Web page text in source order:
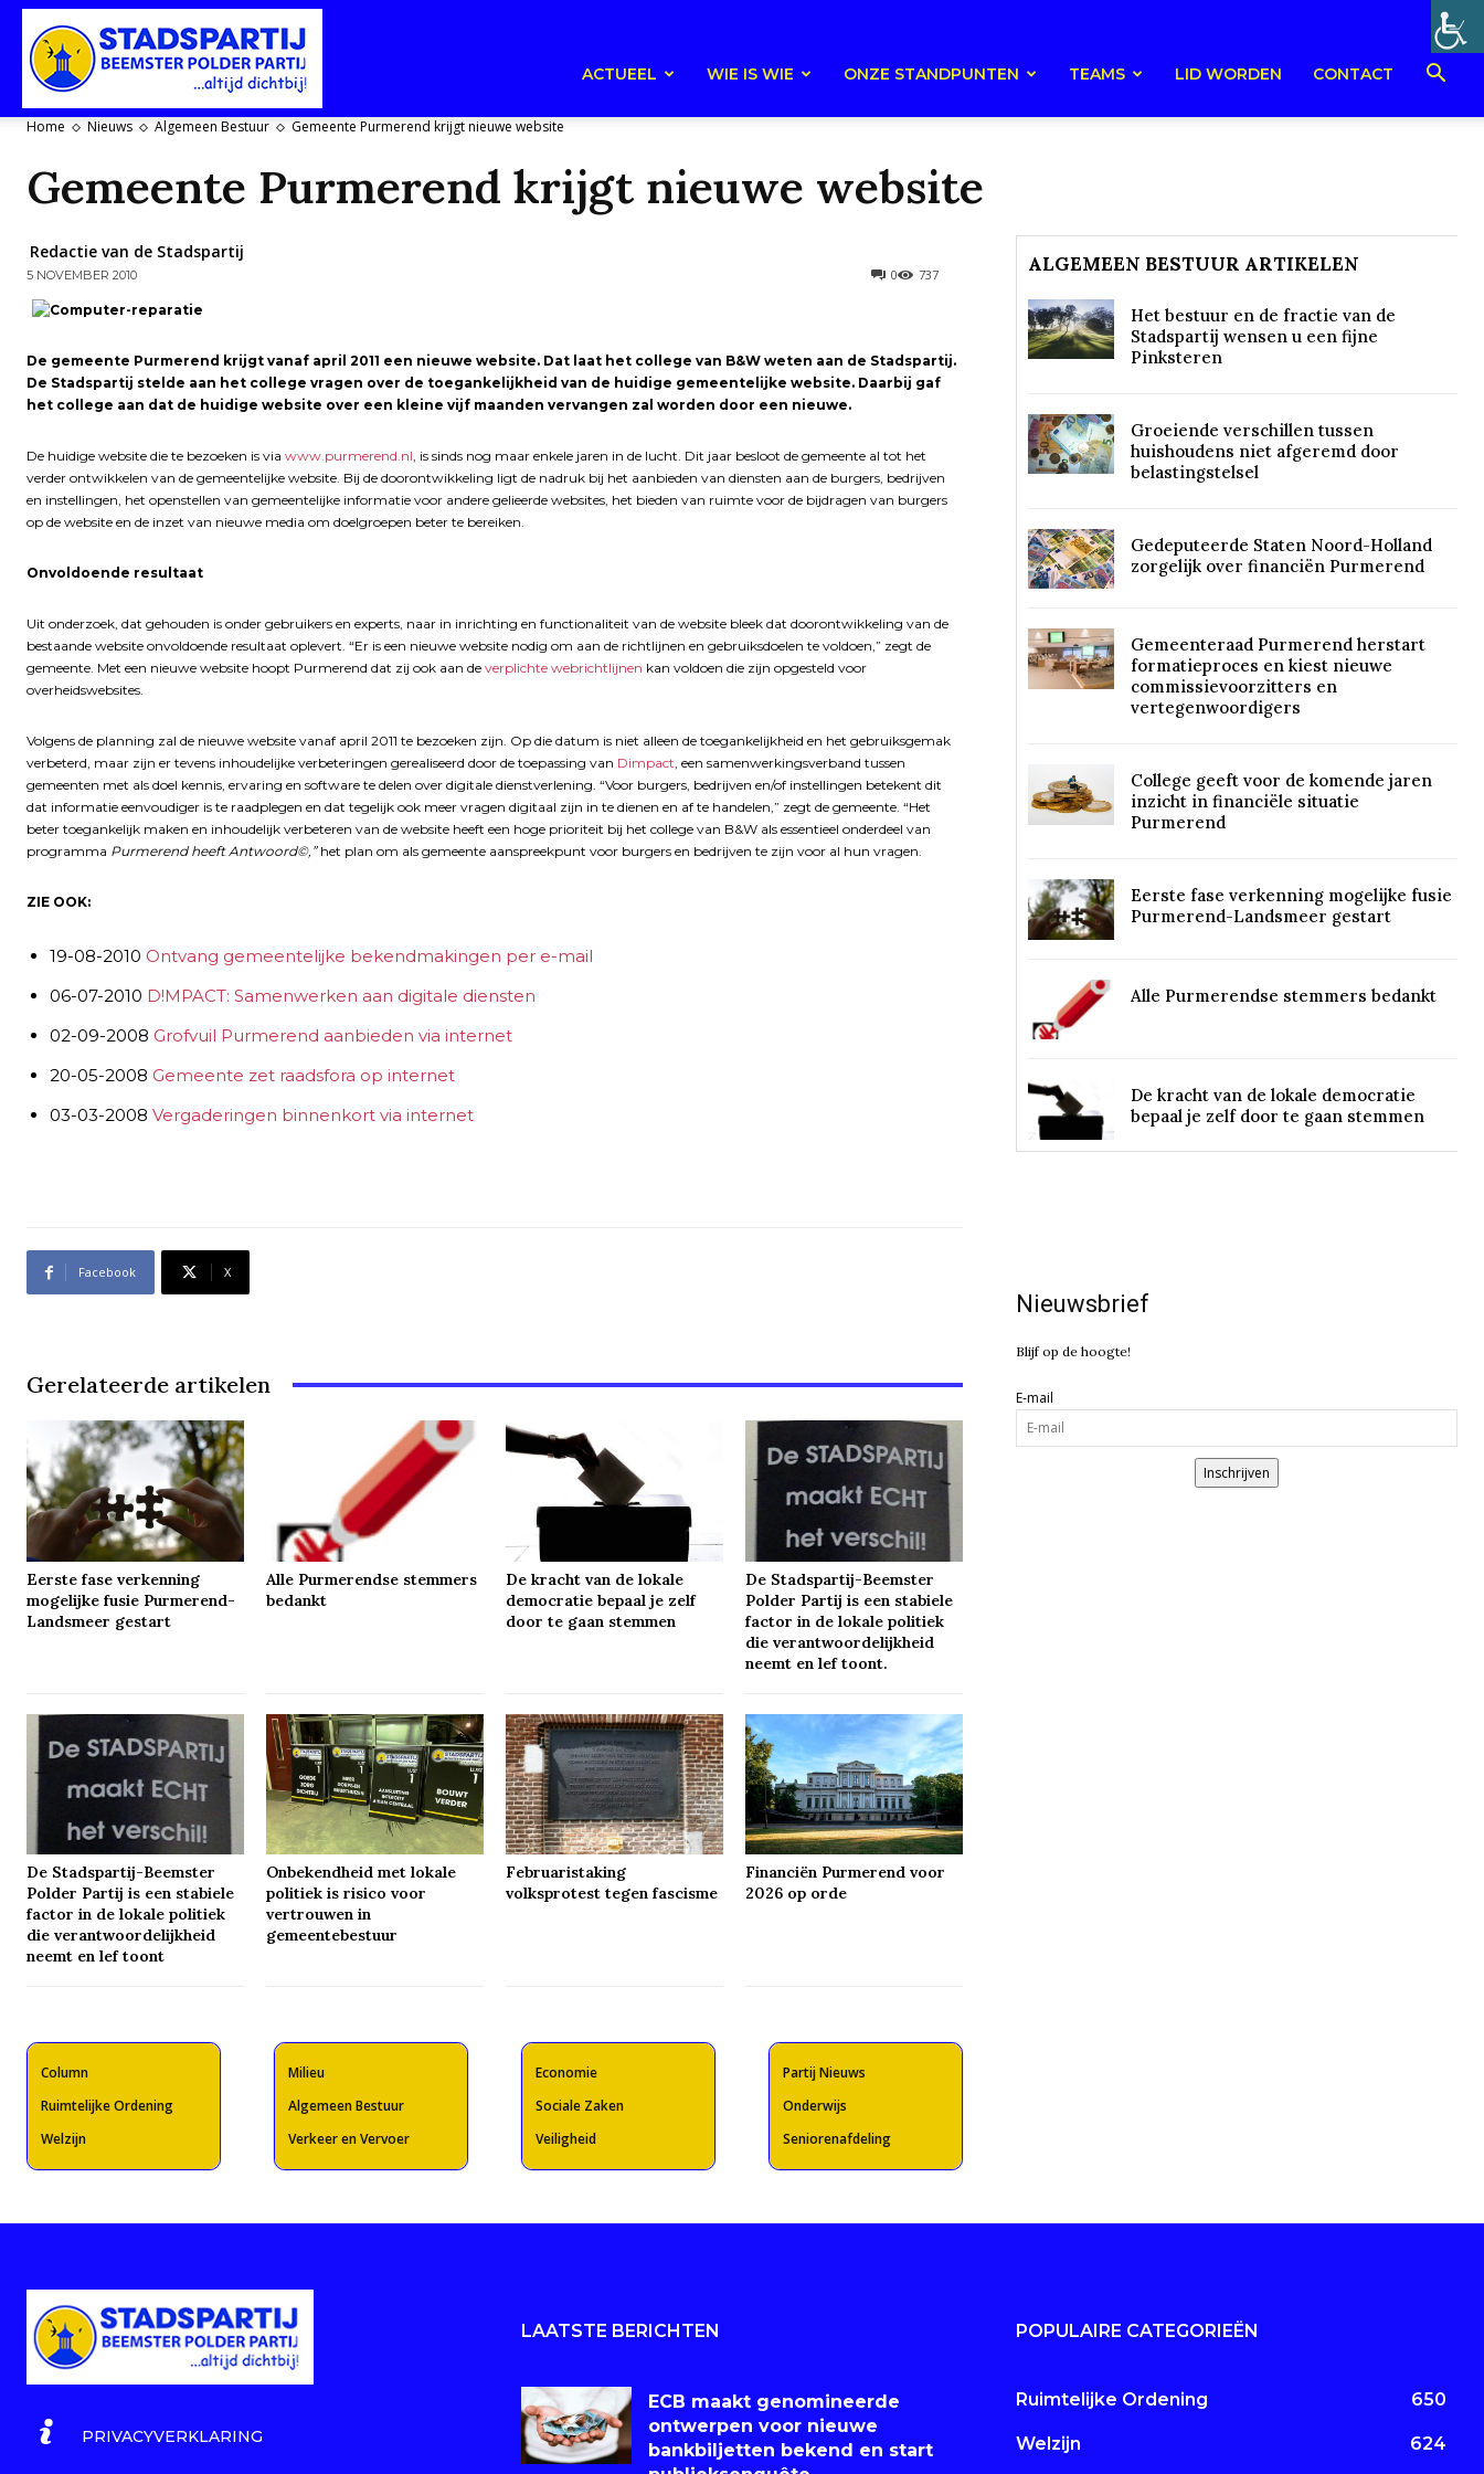
Polderpartij
ACTUEEL WIE IS WIE ONZE STANDPUNTEN TEAMS LID WORDEN CONTACT
Home Nieuws Algemeen Bestuur Gemeente Purmerend krijgt nieuwe website
Gemeente Purmerend krijgt nieuwe website
Redactie van de Stadspartij
5 NOVEMBER 2010 737
0
De gemeente Purmerend krijgt vanaf april 2011 een nieuwe website. Dat laat het college van B&W weten aan de Stadspartij.
De Stadspartij stelde aan het college vragen over de toegankelijkheid van de huidige gemeentelijke website. Daarbij gaf
het college aan dat de huidige website over een kleine vijf maanden vervangen zal worden door een nieuwe.
De huidige website die te bezoeken is via www.purmerend.nl, is sinds nog maar enkele jaren in de lucht. Dit jaar besloot de gemeente al tot het
verder ontwikkelen van de gemeentelijke website. Bij de doorontwikkeling ligt de nadruk bij het aanbieden van diensten aan de burgers, bedrijven
en instellingen, het openstellen van gemeentelijke informatie voor andere gelieerde websites, het bieden van ruimte voor de bijdragen van burgers
op de website en de inzet van nieuwe media om doelgroepen beter te bereiken.
Onvoldoende resultaat
Uit onderzoek, dat gehouden is onder gebruikers en experts, naar in inrichting en functionaliteit van de website bleek dat doorontwikkeling van de
bestaande website onvoldoende resultaat oplevert. “Er is een nieuwe website nodig om aan de richtlijnen en gebruiksdoelen te voldoen,” zegt de
gemeente. Met een nieuwe website hoopt Purmerend dat zij ook aan de verplichte webrichtlijnen kan voldoen die zijn opgesteld voor
overheidswebsites.
Volgens de planning zal de nieuwe website vanaf april 2011 te bezoeken zijn. Op die datum is niet alleen de toegankelijkheid en het gebruiksgemak
verbeterd, maar zijn er tevens inhoudelijke verbeteringen gerealiseerd door de toepassing van Dimpact, een samenwerkingsverband tussen
gemeenten met als doel kennis, ervaring en software te delen over digitale dienstverlening. “Voor burgers, bedrijven en/of instellingen betekent dit
dat informatie eenvoudiger is te raadplegen en dat tegelijk ook meer vragen digitaal zijn in te dienen en af te handelen,” zegt de gemeente. “Het
beter toegankelijk maken en inhoudelijk verbeteren van de website heeft een hoge prioriteit bij het college van B&W als essentieel onderdeel van
programma Purmerend heeft Antwoord©,” het plan om als gemeente aanspreekpunt voor burgers en bedrijven te zijn voor al hun vragen.
ZIE OOK:
19-08-2010 Ontvang gemeentelijke bekendmakingen per e-mail
06-07-2010 D!MPACT: Samenwerken aan digitale diensten
02-09-2008 Grofvuil Purmerend aanbieden via internet
20-05-2008 Gemeente zet raadsfora op internet
03-03-2008 Vergaderingen binnenkort via internet
Facebook X
Gerelateerde artikelen
Eerste fase verkenning
mogelijke fusie Purmerend-
Landsmeer gestart
Alle Purmerendse stemmers
bedankt
De kracht van de lokale
democratie bepaal je zelf
door te gaan stemmen
De Stadspartij-Beemster
Polder Partij is een stabiele
factor in de lokale politiek
die verantwoordelijkheid
neemt en lef toont.
De Stadspartij-Beemster
Polder Partij is een stabiele
factor in de lokale politiek
die verantwoordelijkheid
neemt en lef toont
Onbekendheid met lokale
politiek is risico voor
vertrouwen in
gemeentebestuur
Februaristaking
volksprotest tegen fascisme
Financiën Purmerend voor
2026 op orde
Column
Ruimtelijke Ordening
Welzijn
Milieu
Algemeen Bestuur
Verkeer en Vervoer
Economie
Sociale Zaken
Veiligheid
Partij Nieuws
Onderwijs
Seniorenafdeling
ALGEMEEN BESTUUR ARTIKELEN
Het bestuur en de fractie van de
Stadspartij wensen u een fijne
Pinksteren
Groeiende verschillen tussen
huishoudens niet afgeremd door
belastingstelsel
Gedeputeerde Staten Noord-Holland
zorgelijk over financiën Purmerend
Gemeenteraad Purmerend herstart
formatieproces en kiest nieuwe
commissievoorzitters en
vertegenwoordigers
College geeft voor de komende jaren
inzicht in financiële situatie
Purmerend
Eerste fase verkenning mogelijke fusie
Purmerend-Landsmeer gestart
Alle Purmerendse stemmers bedankt
De kracht van de lokale democratie
bepaal je zelf door te gaan stemmen
Nieuwsbrief
Blijf op de hoogte!
E-mail
Inschrijven
PRIVACYVERKLARING
LAATSTE BERICHTEN
ECB maakt genomineerde
ontwerpen voor nieuwe
bankbiljetten bekend en start
POPULAIRE CATEGORIEËN
Ruimtelijke Ordening 650
Welzijn 624